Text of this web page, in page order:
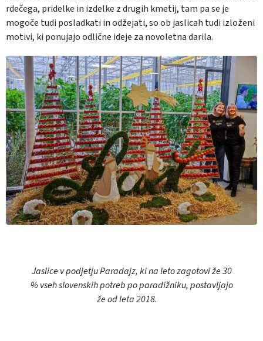
rdečega, pridelke in izdelke z drugih kmetij, tam pa se je
mogoče tudi posladkati in odžejati, so ob jaslicah tudi izloženi
motivi, ki ponujajo odlične ideje za novoletna darila.
Jaslice v podjetju Paradajz, ki na leto zagotovi že 30
% vseh slovenskih potreb po paradižniku, postavljajo
že od leta 2018.